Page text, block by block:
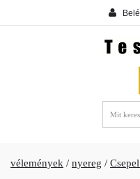
vélemények / nyereg /